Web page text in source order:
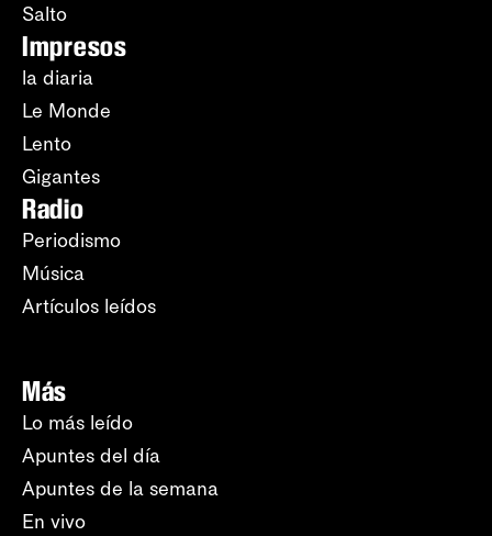
Salto
Impresos
la diaria
Le Monde
Lento
Gigantes
Radio
Periodismo
Música
Artículos leídos
Más
Lo más leído
Apuntes del día
Apuntes de la semana
En vivo